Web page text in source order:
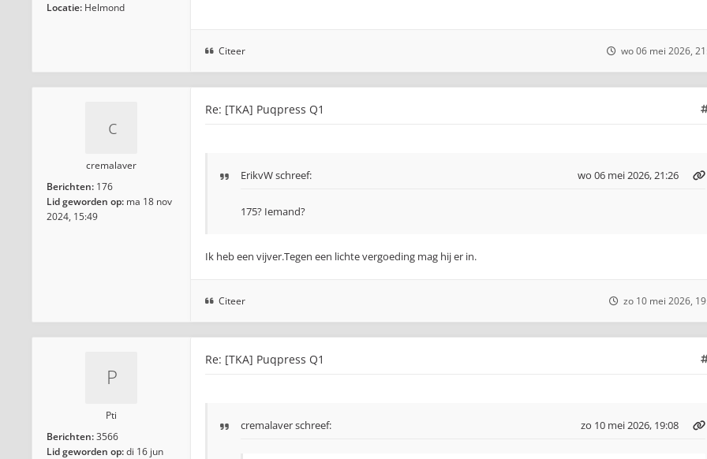
Locatie: Helmond
Citeer wo 06 mei 2026,
cremalaver
Berichten: 176
Lid geworden op: ma 18 nov
2024, 15:49
Re: [TKA] Puqpress Q1
ErikvWschreef: wo 06 mei 2026, 21:26
175? Iemand?
Ik heb een vijver.Tegen een lichte vergoeding mag hij er in.
Citeer zo 10 mei 2026,
Pti
Berichten:3566
Lid geworden op:di 16 jun
Re: [TKA] Puqpress Q1
cremalaverschreef: zo 10 mei 2026, 19:08